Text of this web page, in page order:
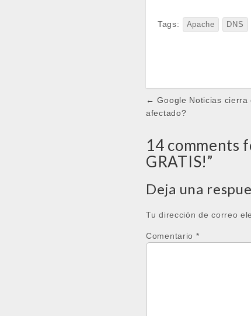
Tags: Apache DNS
Post
navigation
← Google Noticias cierra
afectado?
14 comments
GRATIS!”
Deja una
Tu dirección de correo
Comentario *